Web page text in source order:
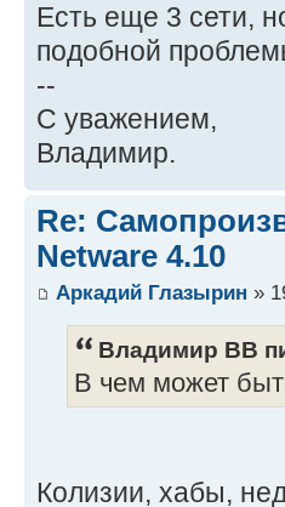
Есть еще 3 сети,
подобной
--
С уважением,
Владимир.
Re:
Netware 4.10
Аркадий Глазырин »
Владимир ВВ
В чем может
Колизии, хабы,